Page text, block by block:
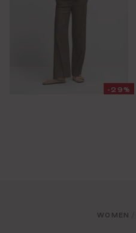
-29%
WOMEN